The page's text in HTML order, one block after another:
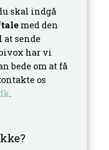
skal indgå
med den
sende
har vi
bede om at få
os
.